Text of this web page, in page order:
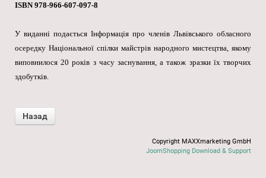
ISBN 978-966-607-097-8
У виданні подається Інформація про членів Львівського обласного
осередку Національної спілки майстрів народного мистецтва, якому
виповнилося 20 років з часу заснування, а також зразки їх творчих
здобутків.
Copyright MAXXmarketing GmbH
JoomShopping Download & Support